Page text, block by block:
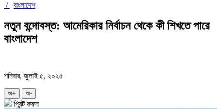
/ বাংলাদেশ
নতুন বন্দোবস্ত: আমেরিকার নির্বাচন থেকে কী শিখতে পারে
বাংলাদেশ
শনিবার, জুলাই ৫, ২০২৫
অ+ অ-
প্রিন্ট করুন